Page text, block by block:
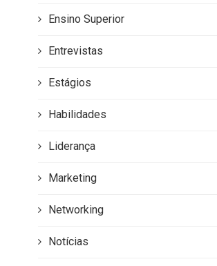
Ensino Superior
Entrevistas
Estágios
Habilidades
Liderança
Marketing
Networking
Notícias